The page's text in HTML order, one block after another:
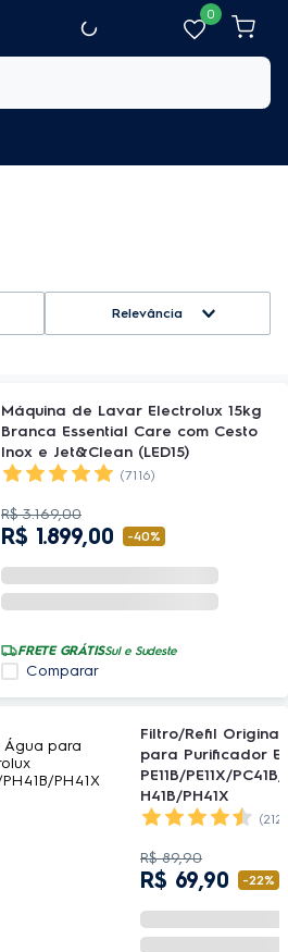
0
Relevância
Máquina de Lavar Electrolux 15kg
Branca Essential Care com Cesto
Inox e Jet&Clean (LED15)
(7116)
R$ 3.169,00
R$ 1.899,00 -40%
FRETE GRÁTISSul e Sudeste
Comparar
Filtro/Refil
para Purificador
PE11B/PE11X/
H41B/PH41X
R$ 89,90
R$ 69,90 -22%